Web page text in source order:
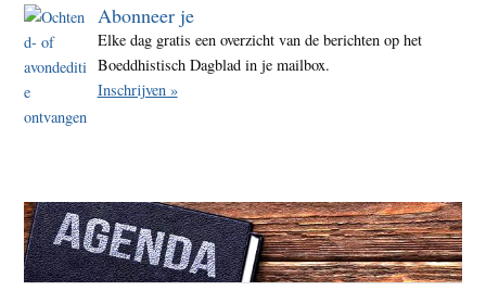
Abonneer je
Elke dag gratis een overzicht van de berichten op het
Boeddhistisch Dagblad in je mailbox.
Inschrijven »